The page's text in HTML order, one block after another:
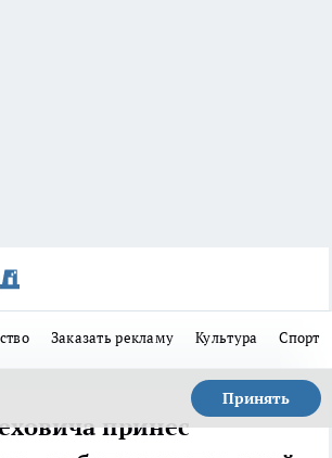
Заказать рекламу Культура Спорт
Принять
принес